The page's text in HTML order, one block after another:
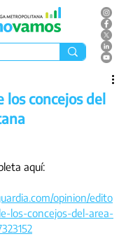
los concejos del
aquí:
opinion/edito
los-concejos-del-area-